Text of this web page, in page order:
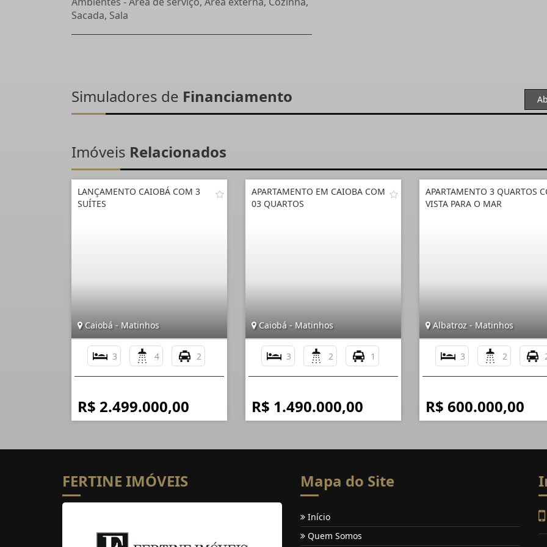
Sacada, Sala
Simuladores de Financiamento
Imóveis Relacionados
LANÇAMENTO CAIOBÁ COM 3
SUÍTES
Caiobá - Matinhos
3 4 2
R$ 2.499.000,00
APARTAMENTO EM CAIOBA COM
03 QUARTOS
Caiobá - Matinhos
3 2 1
R$ 1.490.000,00
APARTAMENTO 3 QUARTOS
VISTA PARA O MAR
Albatroz - Matinhos
3 2
R$ 600.000,00
FERTINE IMÓVEIS Mapa do Site
Início
Quem Somos